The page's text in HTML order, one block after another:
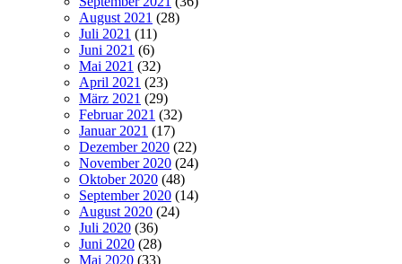
August 2021 (28)
Juli 2021 (11)
Juni 2021 (6)
Mai 2021 (32)
April 2021 (23)
März 2021 (29)
Februar 2021 (32)
Januar 2021 (17)
Dezember 2020 (22)
November 2020 (24)
Oktober 2020 (48)
September 2020 (14)
August 2020 (24)
Juli 2020 (36)
Juni 2020 (28)
Mai 2020 (33)